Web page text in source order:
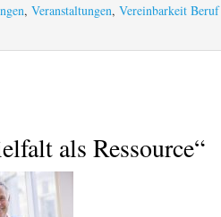
, Veranstaltungen, Vereinbarkeit
als Ressource“